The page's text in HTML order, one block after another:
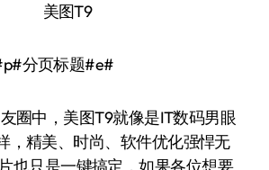
美图T9
分页标题#e#
圈中，美图T9就像是IT数码男眼
，精美、时尚、软件优化强悍无